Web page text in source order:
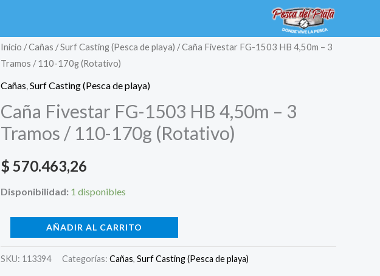
Inicio /Cañas /Surf Casting (Pesca de playa) / Caña Fivestar FG-1503 HB 4,50m – 3
Tramos / 110-170g (Rotativo)
Cañas Surf Casting (Pesca de playa)
Caña Fivestar FG-1503 HB 4,50m – 3
Tramos / 110-170g (Rotativo)
$ 570.463,26
Disponibilidad: 1 disponibles
Caña
Fivestar
FG-
HB
4,50m
3
Tramos
170g
(Rotativo)
AÑADIR AL CARRITO
SKU: 113394 Categorías: Cañas, Surf Casting (Pesca de playa)